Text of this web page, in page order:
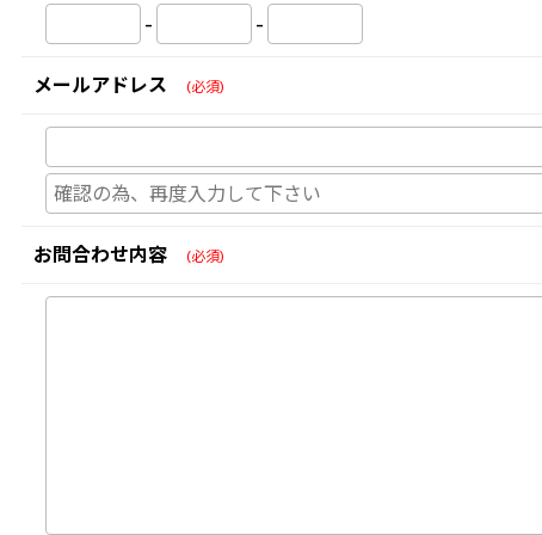
- -
メールアドレス (必須)
お問合わせ内容 (必須)